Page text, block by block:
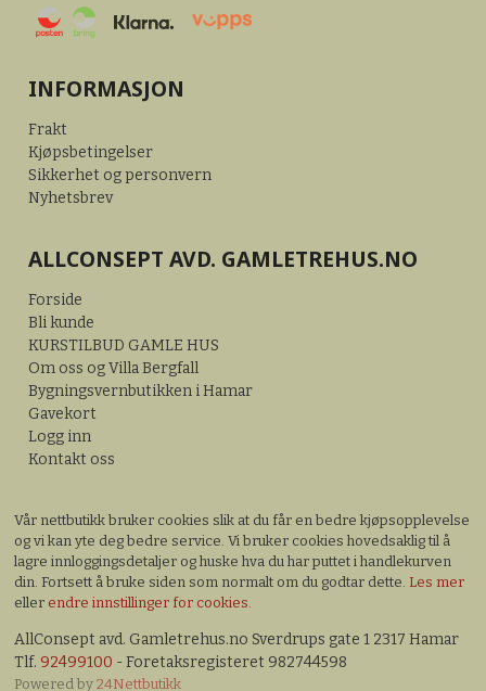
INFORMASJON
Frakt
Kjøpsbetingelser
Sikkerhet og personvern
Nyhetsbrev
ALLCONSEPT AVD. GAMLETREHUS.NO
Forside
Bli kunde
KURSTILBUD GAMLE HUS
Om oss og Villa Bergfall
Bygningsvernbutikken i Hamar
Gavekort
Logg inn
Kontakt oss
Vår nettbutikk bruker cookies slik at du får en bedre kjøpsopplevelse
og vi kan yte deg bedre service. Vi bruker cookies hovedsaklig til å
lagre innloggingsdetaljer og huske hva du har puttet i handlekurven
din. Fortsett å bruke siden som normalt om du godtar dette.Les mer
eller endre innstillinger for cookies.
AllConsept avd. Gamletrehus.no Sverdrups gate 1 2317 Hamar
Tlf. 92499100 - Foretaksregisteret 982744598
Powered by24Nettbutikk